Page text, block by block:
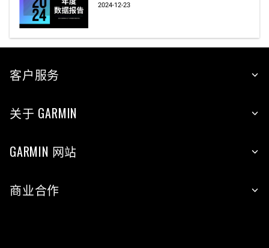
2024-12-23
客户服务
关于 GARMIN
GARMIN 网站
商业合作